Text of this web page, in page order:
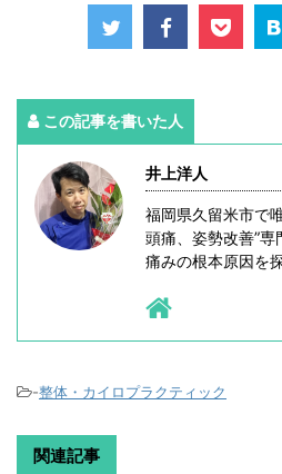
この記事を書いた人
井上洋人
福岡県久留米市で
頭痛、姿勢改善”専
痛みの根本原因を
-整体・カイロプラクティック
関連記事